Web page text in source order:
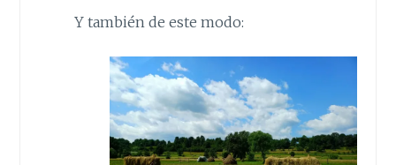
Y también de este modo: